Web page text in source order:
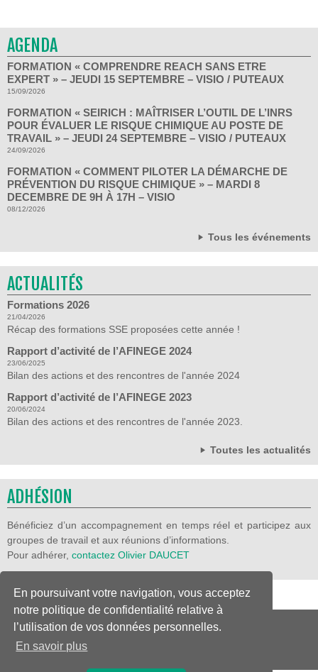
En poursuivant votre navigation, vous acceptez
notre politique de confidentialité relative à
l’utilisation de vos données personnelles.
En savoir plus
AGENDA
FORMATION « COMPRENDRE REACH SANS ETRE
EXPERT » – JEUDI 15 SEPTEMBRE – VISIO / PUTEAUX
15/09/2026
FORMATION « SEIRICH : MAÎTRISER L’OUTIL DE L’INRS
POUR ÉVALUER LE RISQUE CHIMIQUE AU POSTE DE
TRAVAIL » – JEUDI 24 SEPTEMBRE – VISIO / PUTEAUX
24/09/2026
FORMATION « COMMENT PILOTER LA DÉMARCHE DE
PRÉVENTION DU RISQUE CHIMIQUE » – MARDI 8
DECEMBRE DE 9H À 17H – VISIO
08/12/2026
Tous les événements
ACTUALITÉS
Formations 2026
21/04/2026
Récap des formations SSE proposées cette année !
Rapport d’activité de l’AFINEGE 2024
23/06/2025
Bilan des actions et des rencontres de l'année 2024
Rapport d’activité de l’AFINEGE 2023
20/06/2024
Bilan des actions et des rencontres de l'année 2023.
Toutes les actualités
ADHÉSION
Bénéficiez d’un accompagnement en temps réel et participez aux
groupes de travail et aux réunions d’informations.
Pour adhérer, contactez Olivier DAUCET
MENTIONS LÉGALES